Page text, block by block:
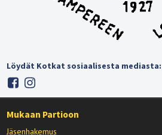
Löydät Kotkat sosiaalisesta mediasta:
Mukaan Partioon
Jäsenhakemus